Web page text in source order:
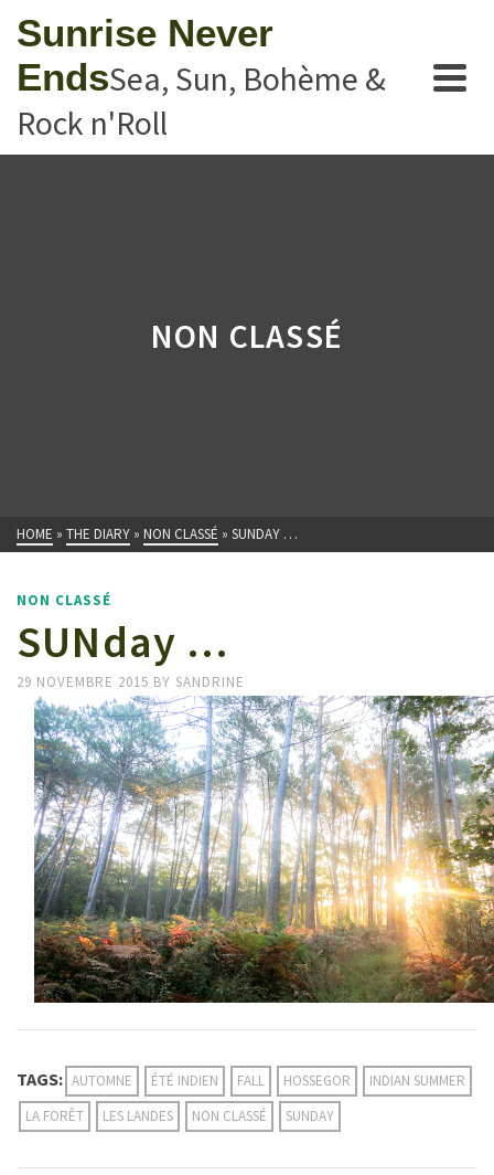
Sunrise Never
EndsSea, Sun, Bohème &
Rock n'Roll
NON CLASSÉ
HOME » THE DIARY » NON CLASSÉ » SUNDAY …
NON CLASSÉ
SUNday …
29 NOVEMBRE 2015 BY SANDRINE
TAGS: AUTOMNE ÉTÉ INDIEN FALL HOSSEGOR
INDIAN SUMMER
LA FORÊT
LES LANDES NON CLASSÉ SUNDAY